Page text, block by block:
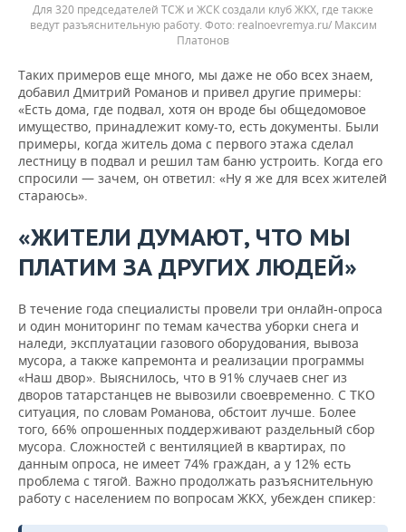
Для 320 председателей ТСЖ и ЖСК создали клуб ЖКХ, где также
ведут разъяснительную работу.
realnoevremya.ru/ Максим
Платонов
Таких примеров еще много, мы даже не обо всех знаем,
добавил Дмитрий Романов и привел другие примеры:
«Есть дома, где подвал, хотя он вроде бы общедомовое
имущество, принадлежит кому-то, есть документы. Были
примеры, когда житель дома с первого этажа сделал
лестницу в подвал и решил там баню устроить. Когда его
спросили — зачем, он ответил: «Ну я же для всех жителей
стараюсь».
«ЖИТЕЛИ ДУМАЮТ, ЧТО МЫ
ПЛАТИМ ЗА ДРУГИХ ЛЮДЕЙ»
В течение года специалисты провели три онлайн-опроса
и один мониторинг по темам качества уборки снега и
наледи, эксплуатации газового оборудования, вывоза
мусора, а также капремонта и реализации программы
«Наш двор». Выяснилось, что в 91% случаев снег из
дворов татарстанцев не вывозили своевременно. С ТКО
ситуация, по словам Романова, обстоит лучше. Более
того, 66% опрошенных поддерживают раздельный сбор
мусора. Сложностей с вентиляцией в квартирах, по
данным опроса, не имеет 74% граждан, а у 12% есть
проблема с тягой. Важно продолжать разъяснительную
работу с населением по вопросам ЖКХ, убежден спикер: